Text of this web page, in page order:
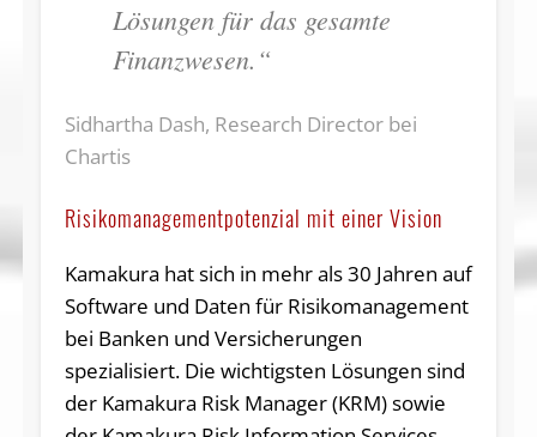
Lösungen für das gesamte
Finanzwesen.“
Sidhartha Dash, Research Director bei
Chartis
Risikomanagementpotenzial mit einer Vision
Kamakura hat sich in mehr als 30 Jahren auf
Software und Daten für Risikomanagement
bei Banken und Versicherungen
spezialisiert. Die wichtigsten Lösungen sind
der Kamakura Risk Manager (KRM) sowie